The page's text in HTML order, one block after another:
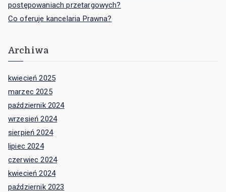
postępowaniach przetargowych?
Co oferuje kancelaria Prawna?
Archiwa
kwiecień 2025
marzec 2025
październik 2024
wrzesień 2024
sierpień 2024
lipiec 2024
czerwiec 2024
kwiecień 2024
październik 2023